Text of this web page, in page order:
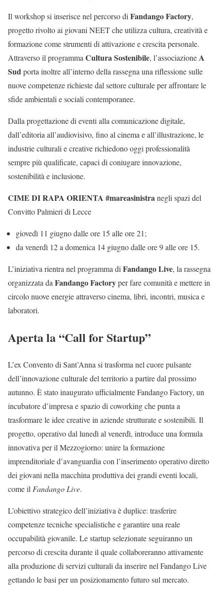
Il workshop si inserisce nel percorso di Fandango Factory,
progetto rivolto ai giovani NEET che utilizza cultura, creatività e
formazione come strumenti di attivazione e crescita personale.
Attraverso il programma Cultura Sostenibile, l’associazioneA
Sudporta inoltre all’interno della rassegna una riflessione sulle
nuove competenze richieste dal settore culturale per affrontare le
sfide ambientali e sociali contemporanee.
Dalla progettazione di eventi alla comunicazione digitale,
dall’editoria all’audiovisivo, fino al cinema e all’illustrazione, le
industrie culturali e creative richiedono oggi professionalità
sempre più qualificate, capaci di coniugare innovazione,
sostenibilità e inclusione.
CIME DI RAPA ORIENTA #mareasinistranegli spazi del
Convitto Palmieri di Lecce
giovedì 11 giugno dalle ore 15 alle ore 21;
da venerdì 12 a domenica 14 giugno dalle ore 9 alle ore 15.
L’iniziativa rientra nel programma di Fandango Live, la rassegna
organizzata da Fandango Factoryper fare comunità e mettere in
circolo nuove energie attraverso cinema, libri, incontri, musica e
laboratori.
Aperta la “Call for Startup”
L’ex Convento di Sant’Anna si trasforma nel cuore pulsante
dell’innovazione culturale del territorio a partire dal prossimo
autunno. È stato inaugurato ufficialmente Fandango Factory, un
incubatore d’impresa e spazio di coworking che punta a
trasformare le idee creative in aziende strutturate e sostenibili. Il
progetto, operativo dal lunedì al venerdì, introduce una formula
innovativa per il Mezzogiorno: unire la formazione
imprenditoriale d’avanguardia con l’inserimento operativo diretto
dei giovani nella macchina produttiva dei grandi eventi locali,
come il Fandango Live.
L’obiettivo strategico dell’iniziativa è duplice: trasferire
competenze tecniche specialistiche e garantire una reale
occupabilità giovanile. Le startup selezionate seguiranno un
percorso di crescita durante il quale collaboreranno attivamente
alla produzione di servizi culturali da inserire nel Fandango Live
gettando le basi per un posizionamento futuro sul mercato.